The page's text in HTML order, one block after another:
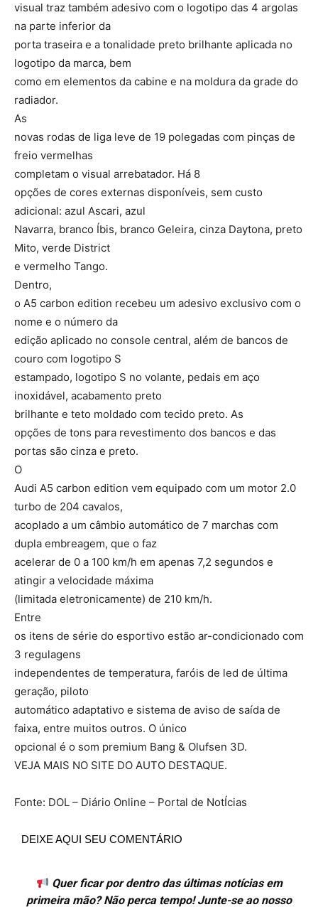
visual traz também adesivo com o logotipo das 4 argolas
na parte inferior da
porta traseira e a tonalidade preto brilhante aplicada no
logotipo da marca, bem
como em elementos da cabine e na moldura da grade do
radiador.
As
novas rodas de liga leve de 19 polegadas com pinças de
freio vermelhas
completam o visual arrebatador. Há 8
opções de cores externas disponíveis, sem custo
adicional: azul Ascari, azul
Navarra, branco Íbis, branco Geleira, cinza Daytona, preto
Mito, verde District
e vermelho Tango.
Dentro,
o A5 carbon edition recebeu um adesivo exclusivo com o
nome e o número da
edição aplicado no console central, além de bancos de
couro com logotipo S
estampado, logotipo S no volante, pedais em aço
inoxidável, acabamento preto
brilhante e teto moldado com tecido preto. As
opções de tons para revestimento dos bancos e das
portas são cinza e preto.
O
Audi A5 carbon edition vem equipado com um motor 2.0
turbo de 204 cavalos,
acoplado a um câmbio automático de 7 marchas com
dupla embreagem, que o faz
acelerar de 0 a 100 km/h em apenas 7,2 segundos e
atingir a velocidade máxima
(limitada eletronicamente) de 210 km/h.
Entre
os itens de série do esportivo estão ar-condicionado com
3 regulagens
independentes de temperatura, faróis de led de última
geração, piloto
automático adaptativo e sistema de aviso de saída de
faixa, entre muitos outros. O único
opcional é o som premium Bang & Olufsen 3D.
VEJA MAIS NO SITE DO AUTO DESTAQUE.
Fonte: DOL – Diário Online – Portal de NotÍcias
DEIXE AQUI SEU COMENTÁRIO
Quer ficar por dentro das últimas notícias em
primeira mão? Não perca tempo! Junte-se ao nosso